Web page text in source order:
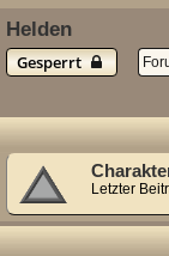
Helden
Gesperrt
Letzter